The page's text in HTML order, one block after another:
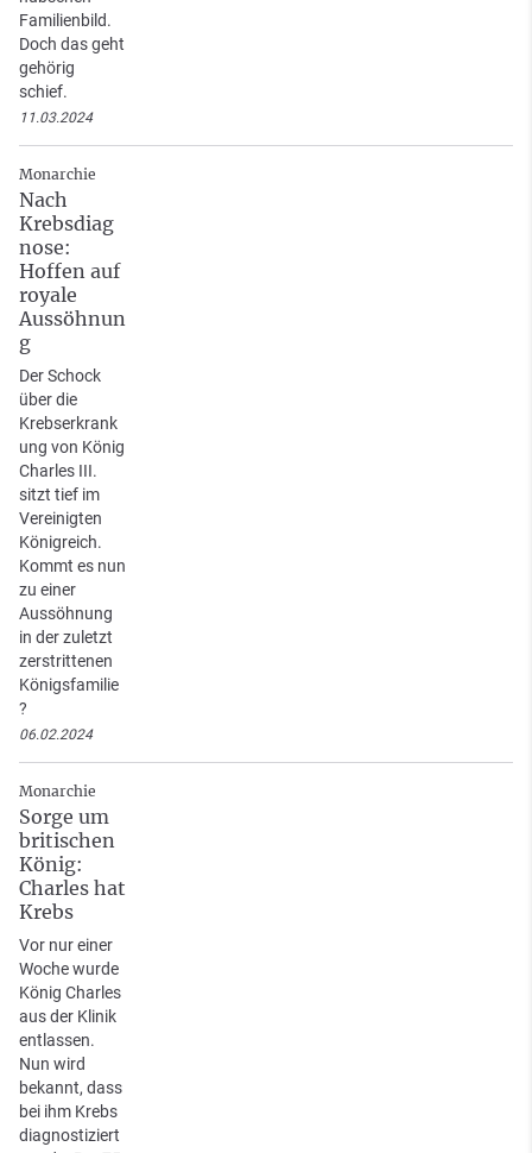
Familienbild.
Doch das geht
gehörig
schief.
11.03.2024
Monarchie
Nach
Krebsdiag
nose:
Hoffen auf
royale
Aussöhnun
g
Der Schock
über die
Krebserkrank
ung von König
Charles III.
sitzt tief im
Vereinigten
Königreich.
Kommt es nun
zu einer
Aussöhnung
in der zuletzt
zerstrittenen
Königsfamilie
?
06.02.2024
Monarchie
Sorge um
britischen
König:
Charles hat
Krebs
Vor nur einer
Woche wurde
König Charles
aus der Klinik
entlassen.
Nun wird
bekannt, dass
bei ihm Krebs
diagnostiziert